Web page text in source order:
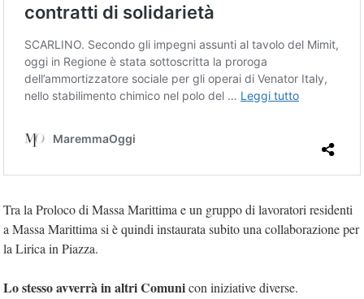
Tra la Proloco di Massa Marittima e un gruppo di lavoratori residenti
a Massa Marittima si è quindi instaurata subito una collaborazione per
la Lirica in Piazza.
Lo stesso avverrà in altri Comunicon iniziative diverse.